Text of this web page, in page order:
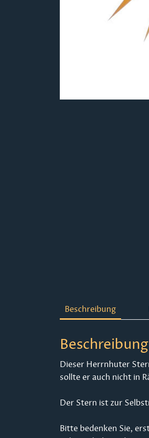
Beschreibung
Beschreibung
Dieser Herrnhuter
sollte er auch nicht in
Der Stern ist zur
Bitte bedenken Sie,